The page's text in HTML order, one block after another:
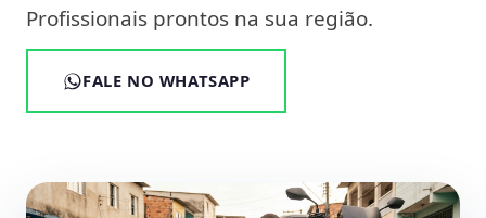
Profissionais prontos na sua região.
FALE NO WHATSAPP